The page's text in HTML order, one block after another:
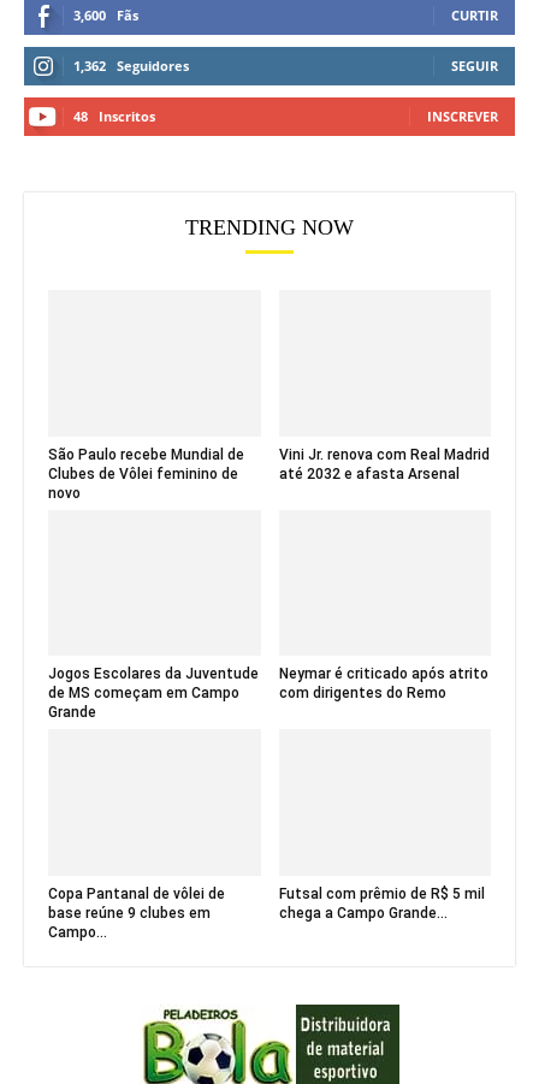
3,600 Fãs CURTIR
1,362 Seguidores SEGUIR
48 Inscritos INSCREVER
TRENDING NOW
São Paulo recebe Mundial de
Clubes de Vôlei feminino de
novo
Vini Jr. renova com Real Madrid
até 2032 e afasta Arsenal
Jogos Escolares da Juventude
de MS começam em Campo
Grande
Neymar é criticado após atrito
com dirigentes do Remo
Copa Pantanal de vôlei de
base reúne 9 clubes em
Campo...
Futsal com prêmio de R$ 5 mil
chega a Campo Grande...